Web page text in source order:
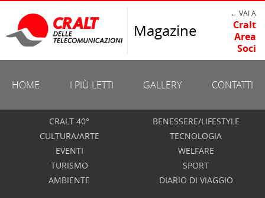
Magazine
← VAI A
Cralt
Area
Soci
HOME I PIÙ LETTI GALLERY CONTATTI
CRALT 40°
CULTURA/ARTE
EVENTI
TURISMO
AMBIENTE
BENESSERE/LIFESTYLE
TECNOLOGIA
WELFARE
SPORT
DIARIO DI VIAGGIO